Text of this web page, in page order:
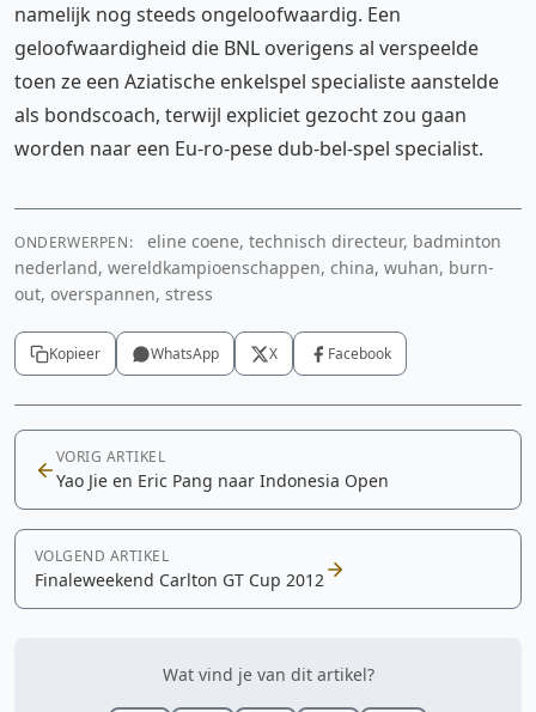
namelijk nog steeds ongeloofwaardig. Een
geloofwaardigheid die BNL overigens al verspeelde
toen ze een Aziatische enkelspel specialiste aanstelde
als bondscoach, terwijl expliciet gezocht zou gaan
worden naar een Eu-ro-pese dub-bel-spel specialist.
ONDERWERPEN:
eline coene, technisch directeur, badminton
nederland, wereldkampioenschappen, china, wuhan, burn-
out, overspannen, stress
Kopieer WhatsApp X Facebook
VORIG ARTIKEL
Yao Jie en Eric Pang naar Indonesia Open
VOLGEND ARTIKEL
Finaleweekend Carlton GT Cup 2012
Wat vind je van dit artikel?